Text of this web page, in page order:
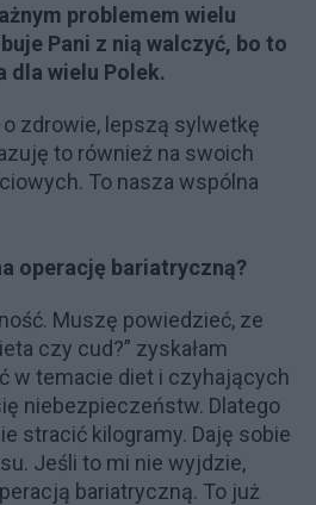
problemem wielu
Pani z nią walczyć, bo to
dla wielu Polek.
zdrowie, lepszą sylwetkę
to również na swoich
To nasza wspólna
operację bariatryczną?
Muszę powiedzieć, ze
czy cud?” zyskałam
w temacie diet i czyhających
niebezpieczeństw. Dlatego
stracić kilogramy. Daję sobie
Jeśli to mi nie wyjdzie,
bariatryczną. To już